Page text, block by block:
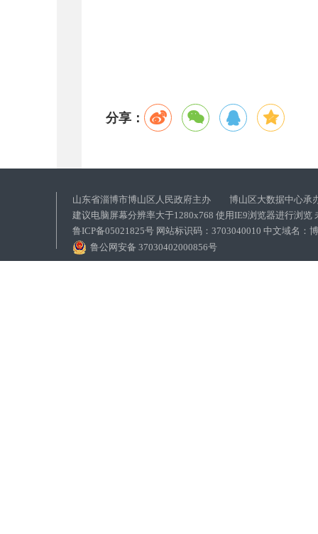
分享：
山东省淄博市博山区人民政府主办 博山区大数据中心承
建议电脑屏幕分辨率大于1280x768 使用IE9浏览器进行浏览
鲁ICP备05021825号 网站标识码：3703040010 中文域名：
鲁公网安备 37030402000856号